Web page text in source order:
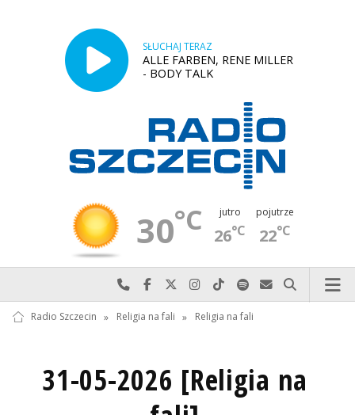
SŁUCHAJ TERAZ
ALLE FARBEN, RENE MILLER
- BODY TALK
30°C jutro
26°C
pojutrze
22°C
Najlepiej po prostu do nas zadzwoń
Odwiedź nas na Facebook-u
Odwiedź nas na X
Odwiedź nas na Instagram-ie
Odwiedź nas na TikTok-u
Szukaj nas na Spotify
Wyślij do nas
Szukaj
Radio Szczecin » Religia na fali » Religia na fali
31-05-2026 [Religia na